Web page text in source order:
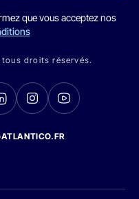
que vous acceptez nos
droits réservés.